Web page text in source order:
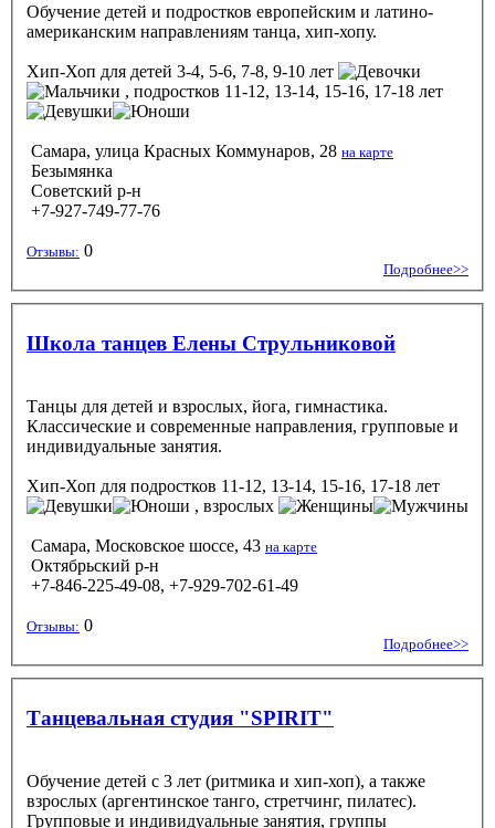
Обучение детей и подростков европейским и латино-
американским направлениям танца, хип-хопу.
Хип-Хоп для детей 3-4, 5-6, 7-8, 9-10 лет
, подростков 11-12, 13-14, 15-16, 17-18 лет
Самара, улица Красных Коммунаров, 28 на карте
Безымянка
Советский р-н
+7-927-749-77-76
Отзывы: 0
Подробнее>>
Школа танцев Елены Струльниковой
Танцы для детей и взрослых, йога, гимнастика.
Классические и современные направления, групповые и
индивидуальные занятия.
Хип-Хоп для подростков 11-12, 13-14, 15-16, 17-18 лет
, взрослых
Самара, Московское шоссе, 43 на карте
Октябрьский р-н
+7-846-225-49-08, +7-929-702-61-49
Отзывы: 0
Подробнее>>
Танцевальная студия "SPIRIT"
Обучение детей с 3 лет (ритмика и хип-хоп), а также
взрослых (аргентинское танго, стретчинг, пилатес).
Групповые и индивидуальные занятия, группы